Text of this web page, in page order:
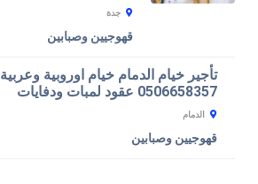
جدة
قهوجيين وصبابين
تأجير خيام الدمام خيام اوروبية وعربية
0506658357 عقود لمبات ودفايات
الدمام
قهوجيين وصبابين